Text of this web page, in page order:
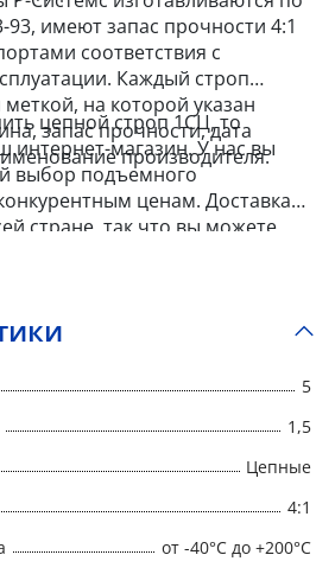
93, имеют запас прочности 4:1
соответствия с
Каждый строп
на которой указан
запас прочности, дата
производителя.
цепной строп 1СЦ, то
интернет-магазин. У нас вы
выбор подъемного
ценам. Доставка
стране, так что вы можете
города.
5
1,5
Цепные
4:1
от -40°C до +200°C